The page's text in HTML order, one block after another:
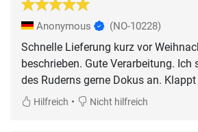
Anonymous (NO-10228)
Schnelle Lieferung kurz vor
beschrieben. Gute Verarbeitung. Ich
Hilfreich • Nicht hilfreich